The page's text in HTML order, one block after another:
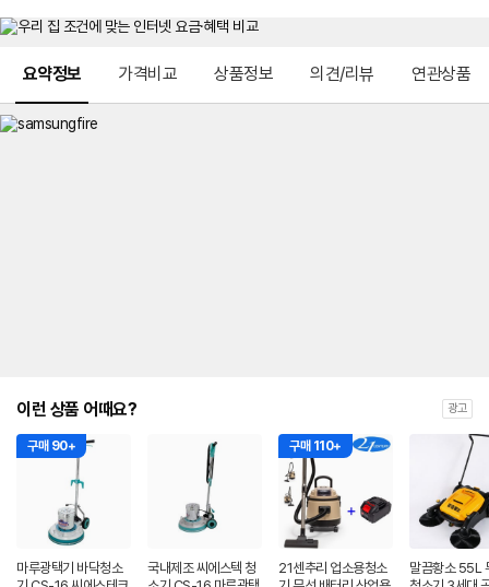
요약정보 가격비교 상품정보 의견/리뷰 연관상품
이런 상품 어때요? 광고
구매 90+
마루광택기 바닥청소
국내제조 씨에스텍 청
구매 110+
21센추리 업소용청소
말끔황소 55L